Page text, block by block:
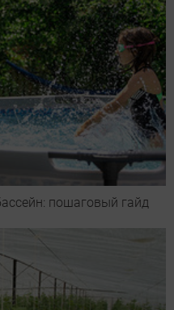
пошаговый гайд